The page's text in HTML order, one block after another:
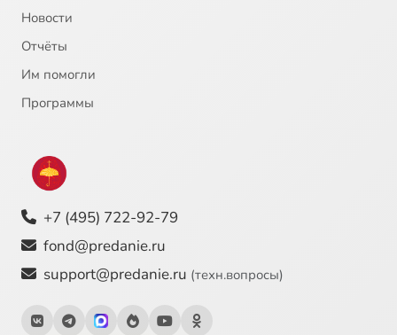
Новости
Отчёты
Им помогли
Программы
+7 (495) 722-92-79
fond@predanie.ru
support@predanie.ru (техн.вопросы)